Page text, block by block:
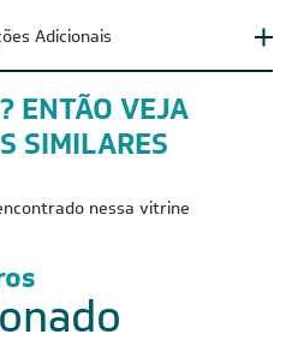
Adicionais
ENTÃO VEJA
SIMILARES
nessa vitrine